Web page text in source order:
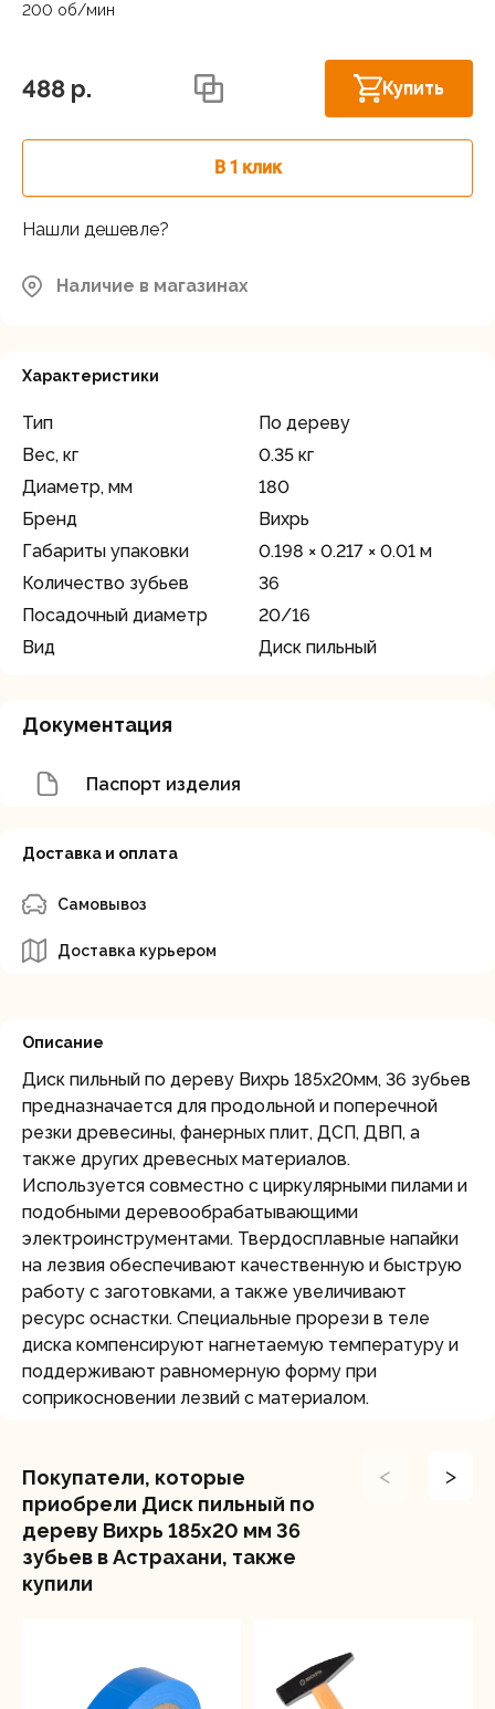
200 об/мин
488 p. Купить
В 1 клик
Нашли дешевле?
Наличие в магазинах
Характеристики
Тип
По дереву
Вес, кг
0.35 кг
Диаметр, мм
180
Бренд
Вихрь
Габариты упаковки
0.198 × 0.217 × 0.01 м
Количество зубьев
36
Посадочный диаметр
20/16
Вид
Диск пильный
Документация
Паспорт изделия
Доставка и оплата
Самовывоз
Доставка курьером
Описание
Диск пильный по дереву Вихрь 185х20мм, 36 зубьев
предназначается для продольной и поперечной
резки древесины, фанерных плит, ДСП, ДВП, а
также других древесных материалов.
Используется совместно с циркулярными пилами и
подобными деревообрабатывающими
электроинструментами. Твердосплавные напайки
на лезвия обеспечивают качественную и быструю
работу с заготовками, а также увеличивают
ресурс оснастки. Специальные прорези в теле
диска компенсируют нагнетаемую температуру и
поддерживают равномерную форму при
соприкосновении лезвий с материалом.
Покупатели, которые
приобрели Диск пильный по
дереву Вихрь 185х20 мм 36
зубьев в Астрахани, также
купили
< >